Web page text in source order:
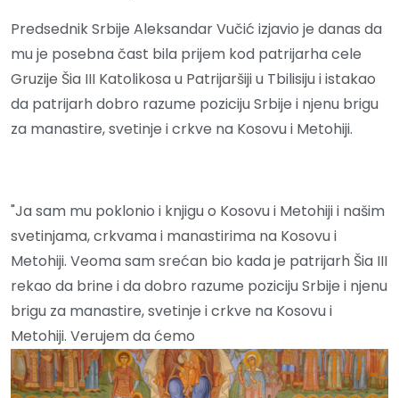
Predsednik Srbije Aleksandar Vučić izjavio je danas da
mu je posebna čast bila prijem kod patrijarha cele
Gruzije Šia III Katolikosa u Patrijaršiji u Tbilisiju i istakao
da patrijarh dobro razume poziciju Srbije i njenu brigu
za manastire, svetinje i crkve na Kosovu i Metohiji.
"Ja sam mu poklonio i knjigu o Kosovu i Metohiji i našim
svetinjama, crkvama i manastirima na Kosovu i
Metohiji. Veoma sam srećan bio kada je patrijarh Šia III
rekao da brine i da dobro razume poziciju Srbije i njenu
brigu za manastire, svetinje i crkve na Kosovu i
Metohiji. Verujem da ćemo